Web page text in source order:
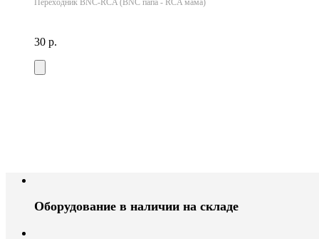
Переходник BNC-RCA (BNC папа - RCA мама)
30 р.
Оборудование в наличии на складе